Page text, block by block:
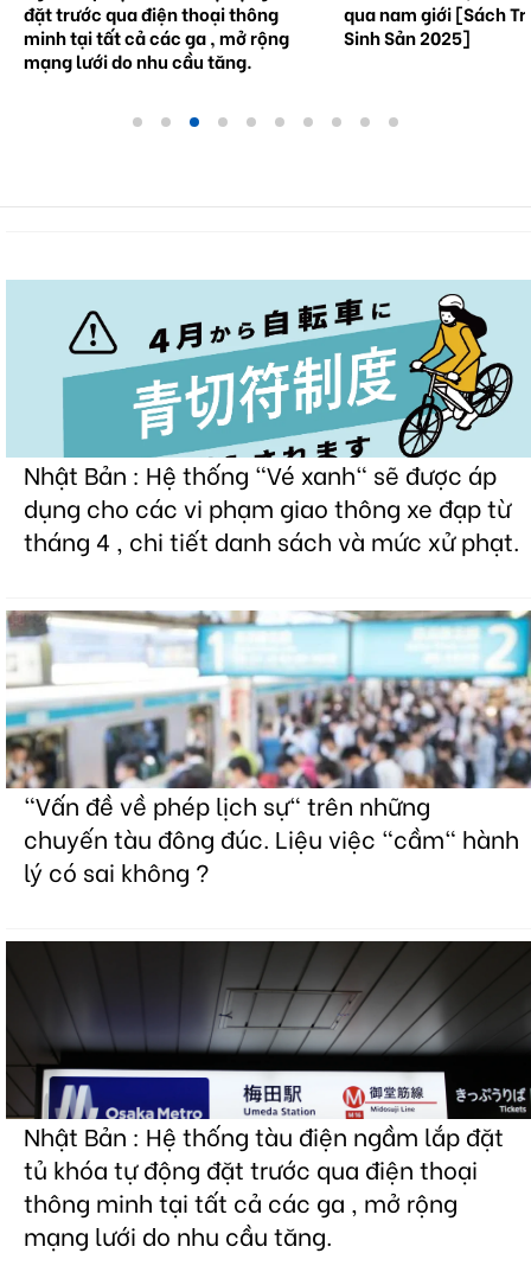
đặt trước qua điện thoại thông
minh tại tất cả các ga , mở rộng
mạng lưới do nhu cầu tăng.
qua nam giới [Sách
Sinh Sản 2025]
Nhật Bản : Hệ thống "Vé xanh" sẽ được áp
dụng cho các vi phạm giao thông xe đạp từ
tháng 4 , chi tiết danh sách và mức xử phạt.
"Vấn đề về phép lịch sự" trên những
chuyến tàu đông đúc. Liệu việc "cầm" hành
lý có sai không ?
Nhật Bản : Hệ thống tàu điện ngầm lắp đặt
tủ khóa tự động đặt trước qua điện thoại
thông minh tại tất cả các ga , mở rộng
mạng lưới do nhu cầu tăng.